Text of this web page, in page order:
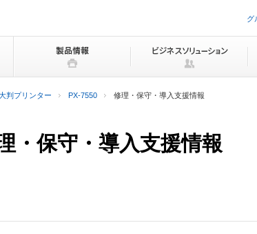
ビ
ョ
グ
判プリンター PX-7550 修理・保守・導入支援情報
保守・導入支援情報